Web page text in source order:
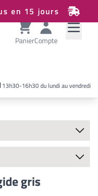
en 15 jours
PanierCompte
13h30-16h30 du lundi au vendredi
gris